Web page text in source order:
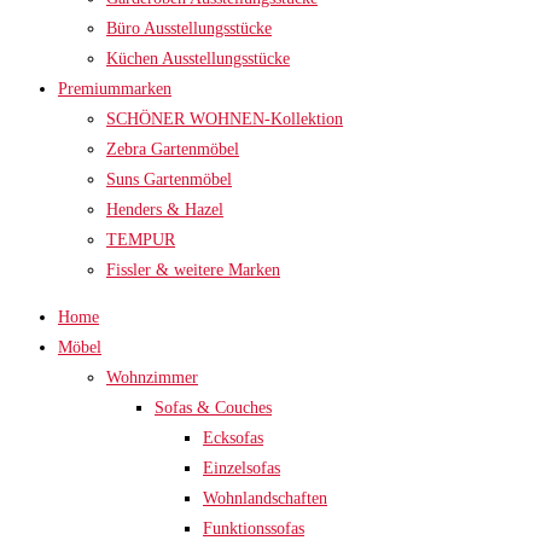
Büro Ausstellungsstücke
Küchen Ausstellungsstücke
Premiummarken
SCHÖNER WOHNEN-Kollektion
Zebra Gartenmöbel
Suns Gartenmöbel
Henders & Hazel
TEMPUR
Fissler & weitere Marken
Home
Möbel
Wohnzimmer
Sofas & Couches
Ecksofas
Einzelsofas
Wohnlandschaften
Funktionssofas